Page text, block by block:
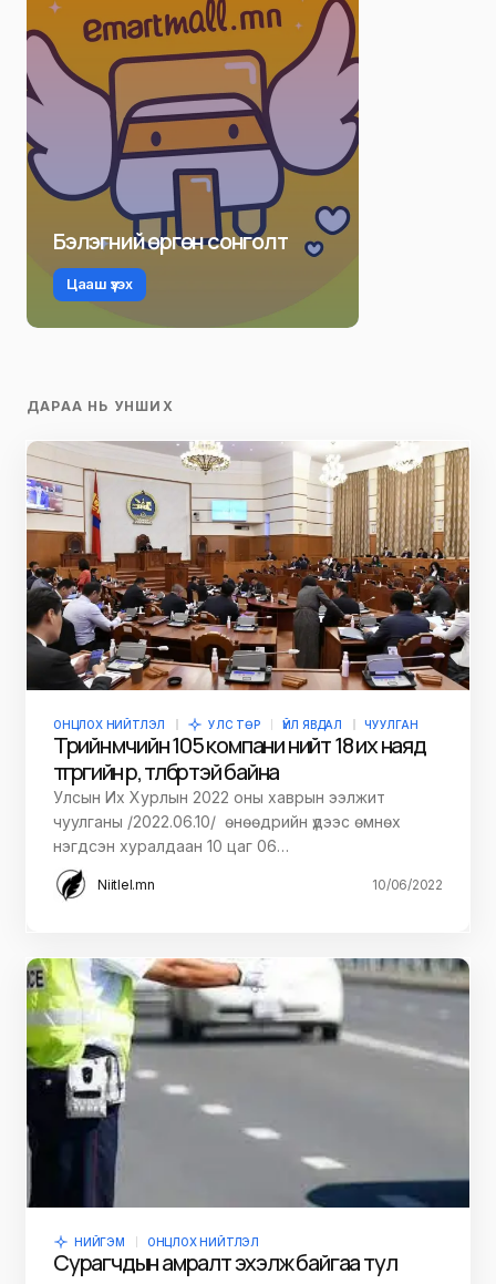
Бэлэгний өргөн сонголт
Цааш үзэх
ДАРАА НЬ УНШИХ
ОНЦЛОХ НИЙТЛЭЛ УЛС ТӨР ҮЙЛ ЯВДАЛ ЧУУЛГАН
Төрийн өмчийн 105 компани нийт 18 их наяд
төгрөгийн өр, төлбөртэй байна
Улсын Их Хурлын 2022 оны хаврын ээлжит
чуулганы /2022.06.10/ өнөөдрийн үдээс өмнөх
нэгдсэн хуралдаан 10 цаг 06…
Niitlel.mn 10/06/2022
НИЙГЭМ ОНЦЛОХ НИЙТЛЭЛ
Сурагчдын амралт эхэлж байгаа тул